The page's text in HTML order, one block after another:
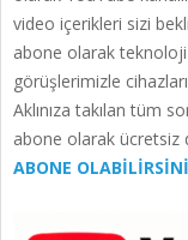
video içerikleri sizi
abone olarak
görüşlerimizle
Aklınıza takılan tüm
abone olarak ücretsiz
ABONE